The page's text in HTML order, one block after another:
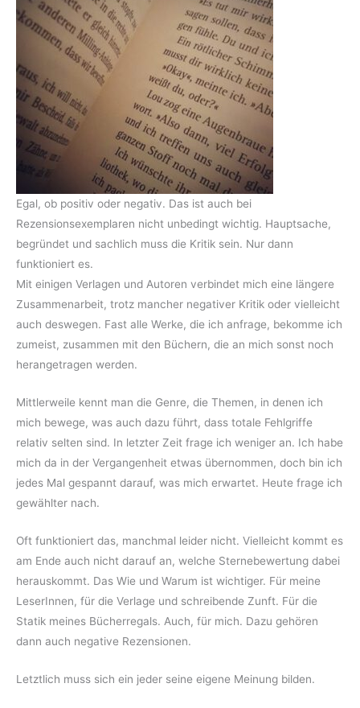
Egal, ob positiv oder negativ. Das ist auch bei
Rezensionsexemplaren nicht unbedingt wichtig. Hauptsache,
begründet und sachlich muss die Kritik sein. Nur dann
funktioniert es.
Mit einigen Verlagen und Autoren verbindet mich eine längere
Zusammenarbeit, trotz mancher negativer Kritik oder vielleicht
auch deswegen. Fast alle Werke, die ich anfrage, bekomme ich
zumeist, zusammen mit den Büchern, die an mich sonst noch
herangetragen werden.
Mittlerweile kennt man die Genre, die Themen, in denen ich
mich bewege, was auch dazu führt, dass totale Fehlgriffe
relativ selten sind. In letzter Zeit frage ich weniger an. Ich habe
mich da in der Vergangenheit etwas übernommen, doch bin ich
jedes Mal gespannt darauf, was mich erwartet. Heute frage ich
gewählter nach.
Oft funktioniert das, manchmal leider nicht. Vielleicht kommt es
am Ende auch nicht darauf an, welche Sternebewertung dabei
herauskommt. Das Wie und Warum ist wichtiger. Für meine
LeserInnen, für die Verlage und schreibende Zunft. Für die
Statik meines Bücherregals. Auch, für mich. Dazu gehören
dann auch negative Rezensionen.
Letztlich muss sich ein jeder seine eigene Meinung bilden.